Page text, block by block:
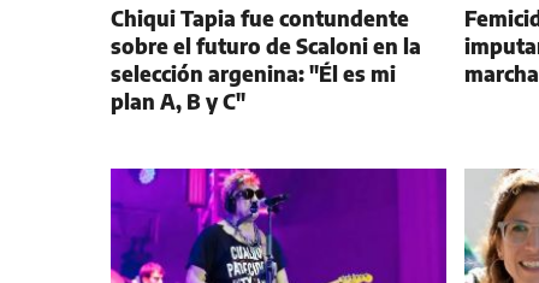
Chiqui Tapia fue contundente
sobre el futuro de Scaloni en la
selección argenina: "Él es mi
plan A, B y C"